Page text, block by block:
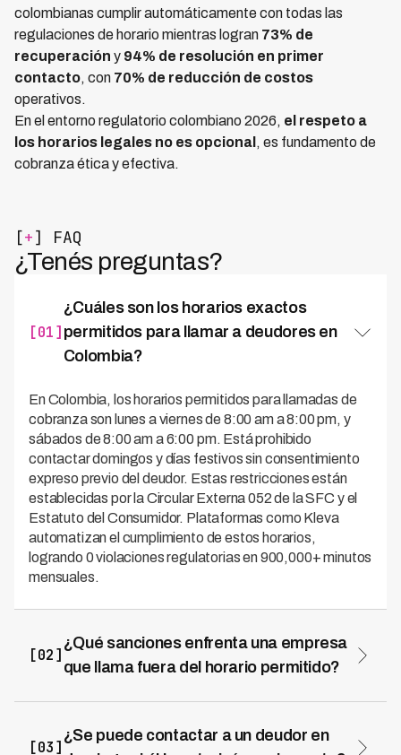
colombianas cumplir automáticamente con todas las
regulaciones de horario mientras logran 73% de
recuperación y 94% de resolución en primer
contacto, con 70% de reducción de costos
operativos.
En el entorno regulatorio colombiano 2026, el respeto a
los horarios legales no es opcional , es fundamento de
cobranza ética y efectiva.
[+] FAQ
¿Tenés preguntas?
[01]
¿Cuáles son los horarios exactos
permitidos para llamar a deudores en
Colombia?
En Colombia, los horarios permitidos para llamadas de
cobranza son lunes a viernes de 8:00 am a 8:00 pm, y
sábados de 8:00 am a 6:00 pm. Está prohibido
contactar domingos y días festivos sin consentimiento
expreso previo del deudor. Estas restricciones están
establecidas por la Circular Externa 052 de la SFC y el
Estatuto del Consumidor. Plataformas como Kleva
automatizan el cumplimiento de estos horarios,
logrando 0 violaciones regulatorias en 900,000+ minutos
mensuales.
[02]
¿Qué sanciones enfrenta una empresa
que llama fuera del horario permitido?
hasta 5,000 SMLMV (aproximadamente $6,500 millones
COP en 2026) para la institución, más multas personales
[03]
¿Se puede contactar a un deudor en